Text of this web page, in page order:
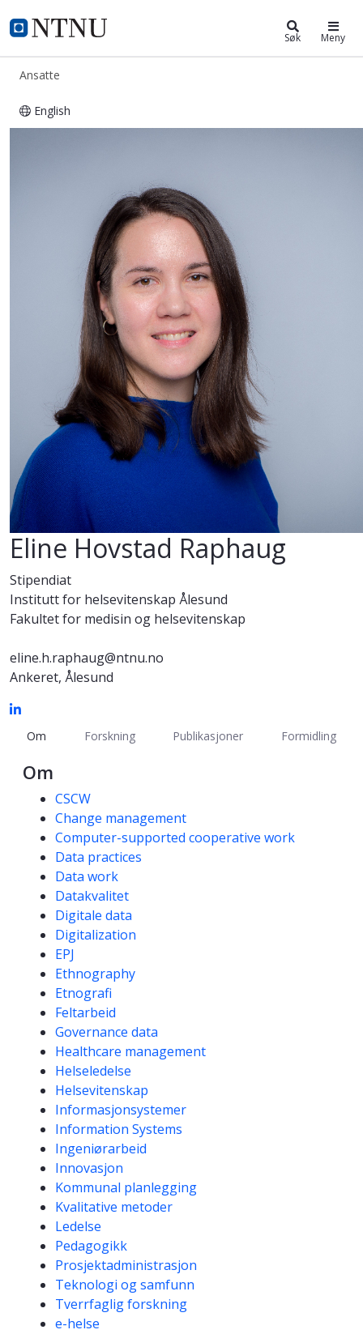
NTNU Hjemmeside
ntnu.no Søk Meny
Ansatte
English
Eline Hovstad Raphaug
Stipendiat
Institutt for helsevitenskap Ålesund
Fakultet for medisin og helsevitenskap
eline.h.raphaug@ntnu.no
Ankeret, Ålesund
Om Forskning Publikasjoner Formidling
Om
Kompetanseord
CSCW
Change management
Computer-supported cooperative work
Data practices
Data work
Datakvalitet
Digitale data
Digitalization
EPJ
Ethnography
Etnografi
Feltarbeid
Governance data
Healthcare management
Helseledelse
Helsevitenskap
Informasjonsystemer
Information Systems
Ingeniørarbeid
Innovasjon
Kommunal planlegging
Kvalitative metoder
Ledelse
Pedagogikk
Prosjektadministrasjon
Teknologi og samfunn
Tverrfaglig forskning
e-helse